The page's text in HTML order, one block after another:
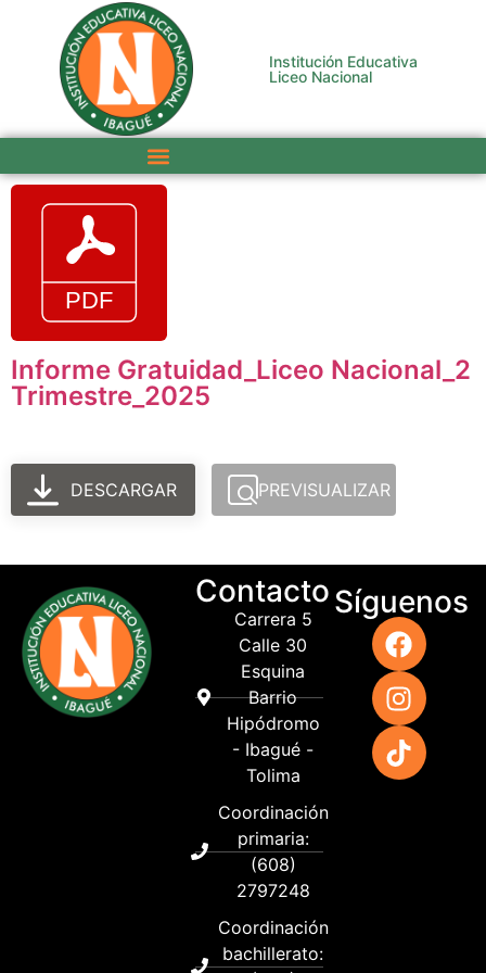
Institución Educativa
Liceo Nacional
Informe Gratuidad_Liceo Nacional_2
Trimestre_2025
DESCARGAR PREVISUALIZAR
Contacto
Carrera 5
Calle 30
Esquina
Barrio
Hipódromo
- Ibagué -
Tolima
Coordinación
primaria:
(608)
2797248
Coordinación
bachillerato:
Síguenos